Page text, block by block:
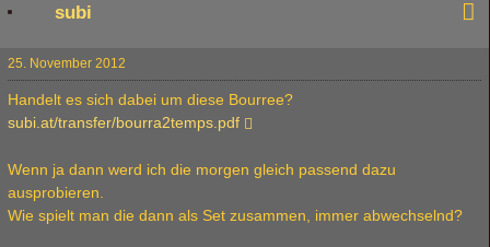
subi
25. November 2012
Handelt es sich dabei um diese Bourree?
subi.at/transfer/bourra2temps.pdf
Wenn ja dann werd ich die morgen gleich passend dazu
ausprobieren.
Wie spielt man die dann als Set zusammen, immer abwechselnd?